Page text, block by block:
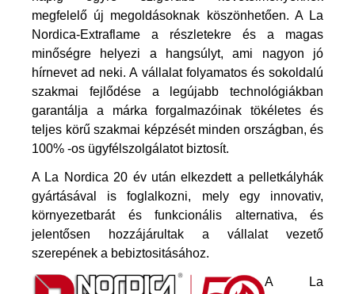
megfelelő új megoldásoknak köszönhetően. A La
Nordica-Extraflame a részletekre és a magas
minőségre helyezi a hangsúlyt, ami nagyon jó
hírnevet ad neki. A vállalat folyamatos és sokoldalú
szakmai fejlődése a legújabb technológiákban
garantálja a márka forgalmazóinak tökéletes és
teljes körű szakmai képzését minden országban, és
100% -os ügyfélszolgálatot biztosít.
A La Nordica 20 év után elkezdett a pelletkályhák
gyártásával is foglalkozni, mely egy innovativ,
környezetbarát és funkcionális alternativa, és
jelentősen hozzájárultak a vállalat vezető
szerepének a bebiztositásához.
A La